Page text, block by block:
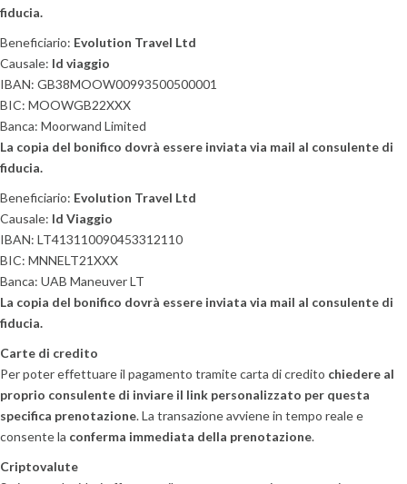
fiducia.
Beneficiario: Evolution Travel Ltd
Causale: Id viaggio
IBAN: GB38MOOW00993500500001
BIC: MOOWGB22XXX
Banca: Moorwand Limited
La copia del bonifico dovrà essere inviata via mail al consulente di
fiducia.
Beneficiario: Evolution Travel Ltd
Causale: Id Viaggio
IBAN: LT413110090453312110
BIC: MNNELT21XXX
Banca: UAB Maneuver LT
La copia del bonifico dovrà essere inviata via mail al consulente di
fiducia.
Carte di credito
Per poter effettuare il pagamento tramite carta di credito chiedere al
proprio consulente di inviare il link personalizzato per questa
specifica prenotazione. La transazione avviene in tempo reale e
consente la conferma immediata della prenotazione.
Criptovalute